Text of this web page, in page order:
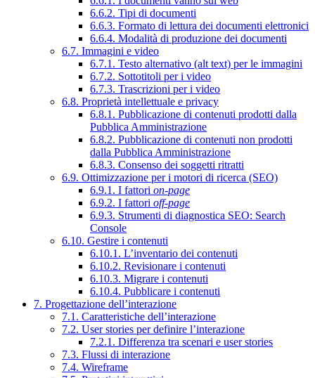
6.6.2. Tipi di documenti
6.6.3. Formato di lettura dei documenti elettronici
6.6.4. Modalità di produzione dei documenti
6.7. Immagini e video
6.7.1. Testo alternativo (alt text) per le immagini
6.7.2. Sottotitoli per i video
6.7.3. Trascrizioni per i video
6.8. Proprietà intellettuale e privacy
6.8.1. Pubblicazione di contenuti prodotti dalla
Pubblica Amministrazione
6.8.2. Pubblicazione di contenuti non prodotti
dalla Pubblica Amministrazione
6.8.3. Consenso dei soggetti ritratti
6.9. Ottimizzazione per i motori di ricerca (SEO)
6.9.1. I fattori on-page
6.9.2. I fattori off-page
6.9.3. Strumenti di diagnostica SEO: Search
Console
6.10. Gestire i contenuti
6.10.1. L’inventario dei contenuti
6.10.2. Revisionare i contenuti
6.10.3. Migrare i contenuti
6.10.4. Pubblicare i contenuti
7. Progettazione dell’interazione
7.1. Caratteristiche dell’interazione
7.2. User stories per definire l’interazione
7.2.1. Differenza tra scenari e user stories
7.3. Flussi di interazione
7.4. Wireframe